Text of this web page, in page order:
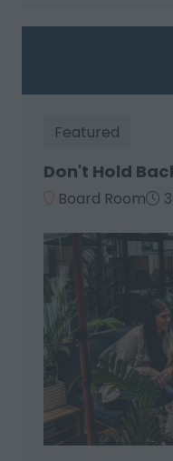
Featured
Don't Hold
Board Room